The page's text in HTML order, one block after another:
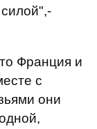
Франция и
с
они